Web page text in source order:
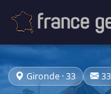
Gironde · 33